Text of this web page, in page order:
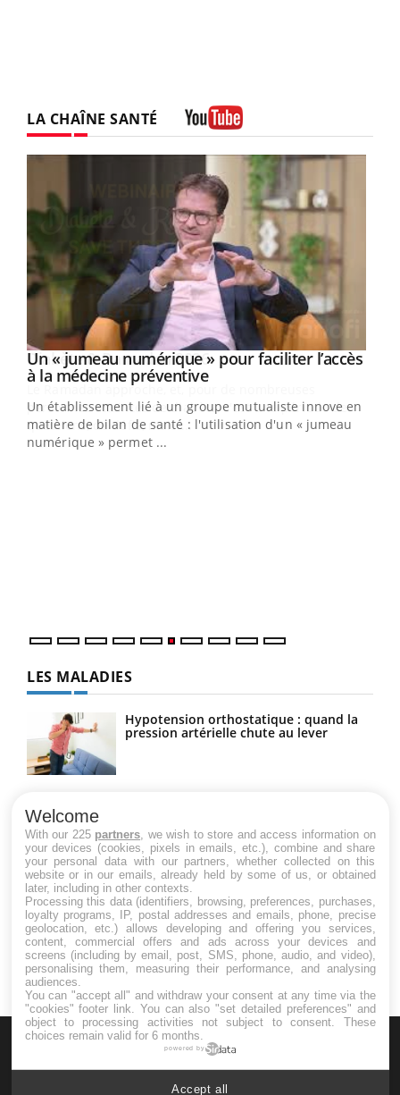
LA CHAÎNE SANTÉ
Youtube
Un « jumeau numérique » pour faciliter l’accès
à la médecine préventiveYoutube
Un établissement lié à un groupe mutualiste innove en
matière de bilan de santé : l'utilisation d'un « jumeau
numérique » permet ...
LES MALADIES
Hypotension orthostatique : quand la
pression artérielle chute au lever
Maladie de Charcot (Sclérose latérale
amyotrophique)
Welcome
With our 225 partners , we wish to store and access information on
your devices (cookies, pixels in emails, etc.), combine and share
your personal data with our partners, whether collected on this
website or in our emails, already held by some of us, or obtained
later, including in other contexts.
Processing this data (identifiers, browsing, preferences, purchases,
loyalty programs, IP, postal addresses and emails, phone, precise
geolocation, etc.) allows developing and offering you services,
content, commercial offers and ads across your devices and
screens (including by email, post, SMS, phone, audio, and video),
personalising them, measuring their performance, and analysing
audiences.
You can "accept all" and withdraw your consent at any time via the
"cookies" footer link . You can also "set detailed preferences" and
object to processing activities not subject to consent. These
choices remain valid for 6 months.
powered by
Accept all